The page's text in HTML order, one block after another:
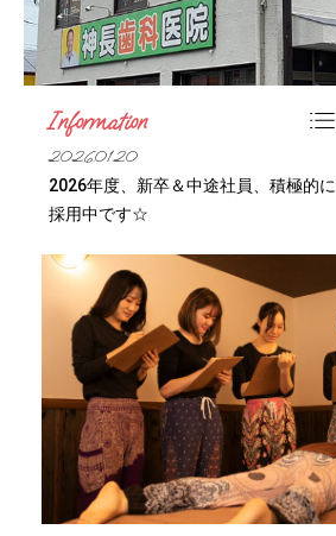
Information
2026.01.20
2026年度、新卒＆中途社員、積極的に
採用中です☆